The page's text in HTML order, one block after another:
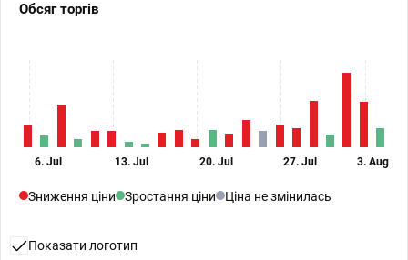
Обсяг торгів
6. Jul 13. Jul 20. Jul 27. Jul 3. Aug
Зниження ціни Зростання ціни Ціна не змінилась
Показати логотип